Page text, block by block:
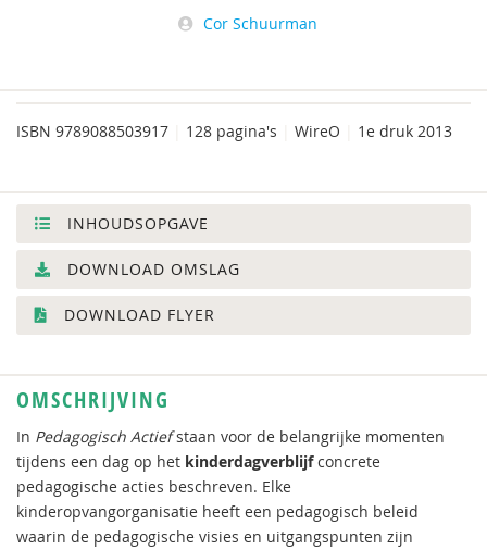
Cor Schuurman
ISBN 9789088503917 128 pagina's WireO 1e druk 2013
INHOUDSOPGAVE
DOWNLOAD OMSLAG
DOWNLOAD FLYER
OMSCHRIJVING
In Pedagogisch Actiefstaan voor de belangrijke momenten
tijdens een dag op het kinderdagverblijfconcrete
pedagogische acties beschreven. Elke
kinderopvangorganisatie heeft een pedagogisch beleid
waarin de pedagogische visies en uitgangspunten zijn